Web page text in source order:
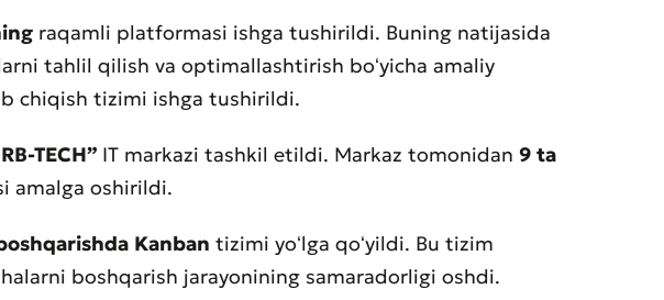
Yomon
Yuborish
to'ldirilishi shart
Yuborish
raqamli platformasi ishga tushirildi. Buning natijasida
tahlil qilish va optimallashtirish boʻyicha amaliy
chiqish tizimi ishga tushirildi.
TECH” IT markazi tashkil etildi. Markaz tomonidan 9 ta
amalga oshirildi.
Kanban tizimi yoʻlga qoʻyildi. Bu tizim
boshqarish jarayonining samaradorligi oshdi.